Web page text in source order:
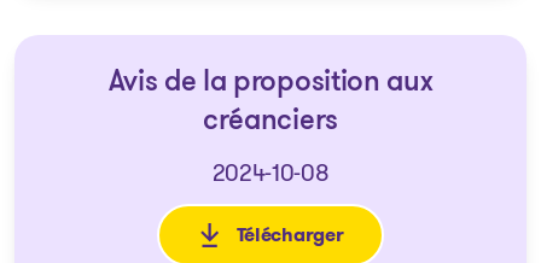
Avis de la proposition aux
créanciers
2024-10-08
Télécharger
: Avis de la proposition aux